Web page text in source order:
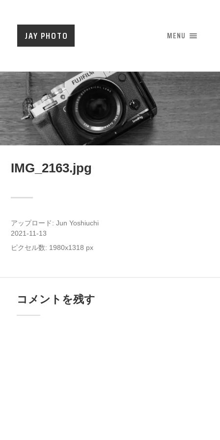
JAY PHOTO MENU
IMG_2163.jpg
アップロード:Jun Yoshiuchi
2021-11-13
ピクセル数: 1980x1318 px
コメントを残す